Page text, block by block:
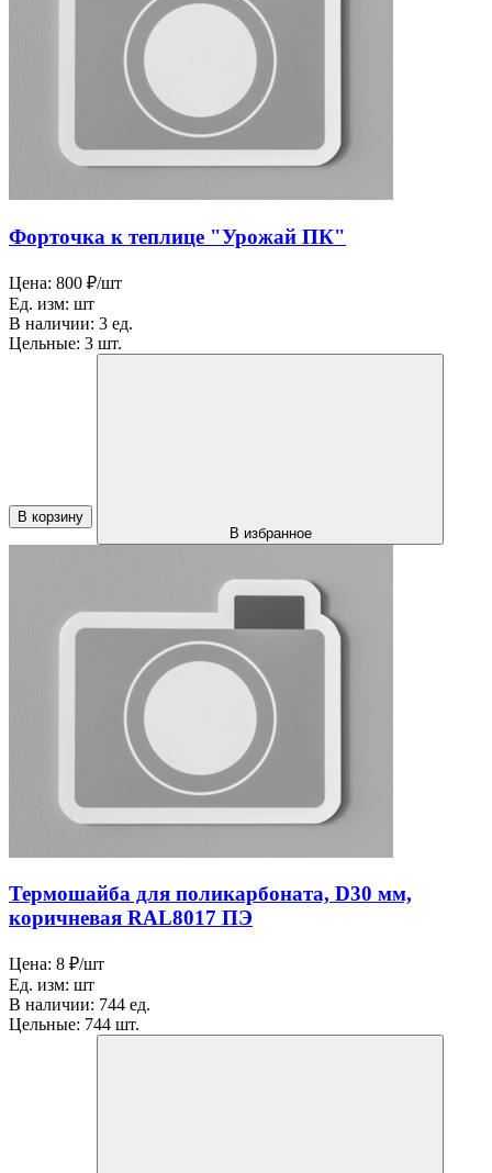
Форточка к теплице "Урожай ПК"
Цена: 800 ₽/шт
Ед. изм: шт
В наличии: 3 ед.
Цельные: 3 шт.
В корзину
В избранное
Термошайба для поликарбоната, D30 мм,
коричневая RAL8017 ПЭ
Цена: 8 ₽/шт
Ед. изм: шт
В наличии: 744 ед.
Цельные: 744 шт.